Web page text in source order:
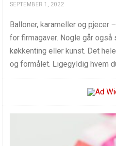
SEPTEMBER 1, 2022
Balloner, karameller og pjecer
for firmagaver. Nogle går også
køkkenting eller kunst. Det
og formålet. Ligegyldig hvem